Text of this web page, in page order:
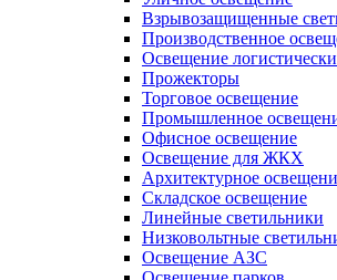
Взрывозащищенные
Производственное
Освещение
Прожекторы
Торговое освещение
Промышленное
Офисное освещение
Освещение для ЖКХ
Архитектурное
Складское освещение
Линейные светильники
Низковольтные
Освещение АЗС